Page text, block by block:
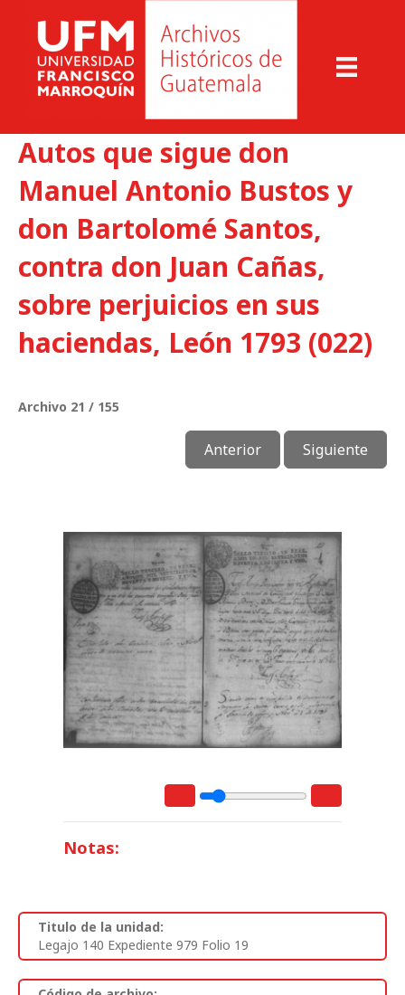
Autos que sigue don
Manuel Antonio Bustos y
don Bartolomé Santos,
contra don Juan Cañas,
sobre perjuicios en sus
haciendas, León 1793 (022)
Archivo 21 / 155
Anterior Siguiente
Notas:
Titulo de la unidad:
Legajo 140 Expediente 979 Folio 19